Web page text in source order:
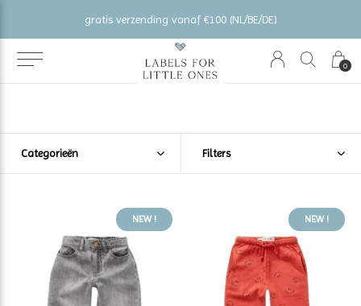
0
gratis verzending vanaf €100 (NL/BE/DE)
Categorieën Filters
NEW ! NEW !